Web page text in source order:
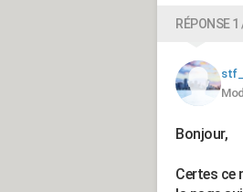
RÉPONSE 1
Bonjour,
Certes ce